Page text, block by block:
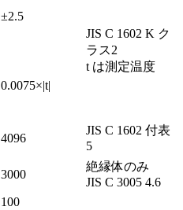
±2.5
JIS C 1602 K ク
ラス2
t は測定温度
0.0075×|t|
4096
JIS C 1602 付表
5
3000
絶縁体のみ
JIS C 3005 4.6
100